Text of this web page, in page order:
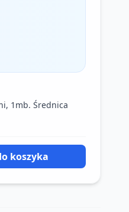
1mb. Średnica
koszyka